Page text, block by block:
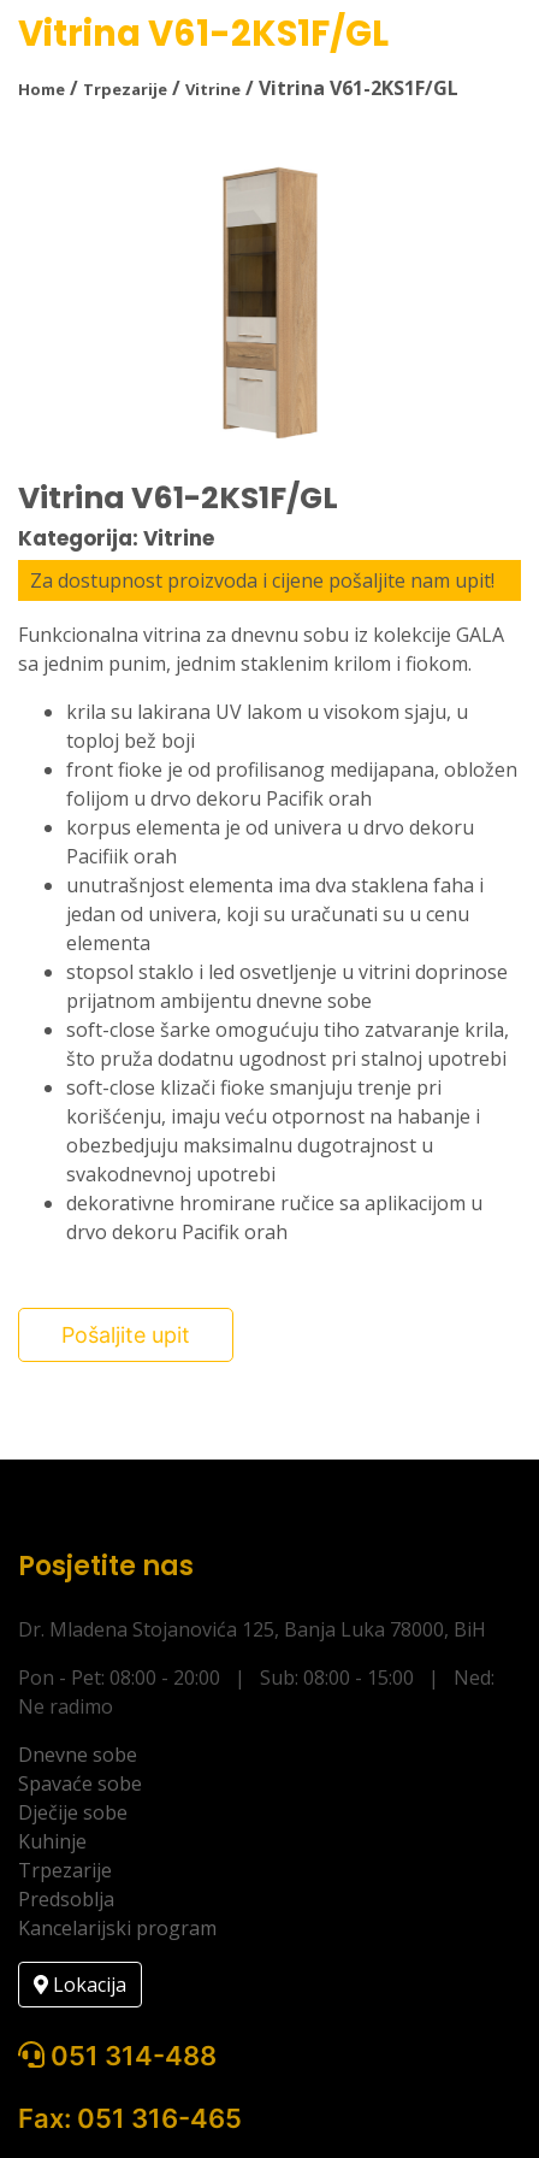
Vitrina V61-2KS1F/GL
Home / Trpezarije / Vitrine / Vitrina V61-2KS1F/GL
Vitrina V61-2KS1F/GL
Kategorija: Vitrine
Za dostupnost proizvoda i cijene pošaljite nam upit!
Funkcionalna vitrina za dnevnu sobu iz kolekcije GALA
sa jednim punim, jednim staklenim krilom i fiokom.
krila su lakirana UV lakom u visokom sjaju, u
toploj bež boji
front fioke je od profilisanog medijapana, obložen
folijom u drvo dekoru Pacifik orah
korpus elementa je od univera u drvo dekoru
Pacifiik orah
unutrašnjost elementa ima dva staklena faha i
jedan od univera, koji su uračunati su u cenu
elementa
stopsol staklo i led osvetljenje u vitrini doprinose
prijatnom ambijentu dnevne sobe
soft-close šarke omogućuju tiho zatvaranje krila,
što pruža dodatnu ugodnost pri stalnoj upotrebi
soft-close klizači fioke smanjuju trenje pri
korišćenju, imaju veću otpornost na habanje i
obezbedjuju maksimalnu dugotrajnost u
svakodnevnoj upotrebi
dekorativne hromirane ručice sa aplikacijom u
drvo dekoru Pacifik orah
Pošaljite upit
Posjetite nas
Dr. Mladena Stojanovića 125, Banja Luka 78000, BiH
Pon - Pet: 08:00 - 20:00 | Sub: 08:00 - 15:00 | Ned:
Ne radimo
Dnevne sobe
Spavaće sobe
Dječije sobe
Kuhinje
Trpezarije
Predsoblja
Kancelarijski program
Lokacija
051 314-488
Fax: 051 316-465